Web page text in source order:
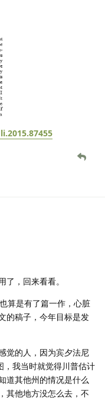
，回来看看。
算是有了篇一作，心脏
的稿子，今年目标是发
觉的人，因为宾夕法尼
我当时就觉得川普估计
道其他州的情况是什么
其他地方没怎么去，不